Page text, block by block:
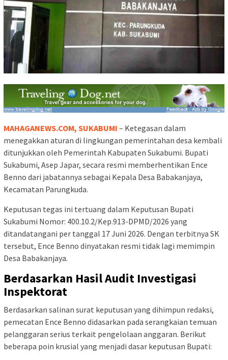
MAHAGANEWS.COM, SUKABUMI – Ketegasan dalam
menegakkan aturan di lingkungan pemerintahan desa kembali
ditunjukkan oleh Pemerintah Kabupaten Sukabumi. Bupati
Sukabumi, Asep Japar, secara resmi memberhentikan Ence
Benno dari jabatannya sebagai Kepala Desa Babakanjaya,
Kecamatan Parungkuda.
Keputusan tegas ini tertuang dalam Keputusan Bupati
Sukabumi Nomor: 400.10.2/Kep.913-DPMD/2026 yang
ditandatangani per tanggal 17 Juni 2026. Dengan terbitnya SK
tersebut, Ence Benno dinyatakan resmi tidak lagi memimpin
Desa Babakanjaya.
Berdasarkan Hasil Audit Investigasi
Inspektorat
Berdasarkan salinan surat keputusan yang dihimpun redaksi,
pemecatan Ence Benno didasarkan pada serangkaian temuan
pelanggaran serius terkait pengelolaan anggaran. Berikut
beberapa poin krusial yang menjadi dasar keputusan Bupati: